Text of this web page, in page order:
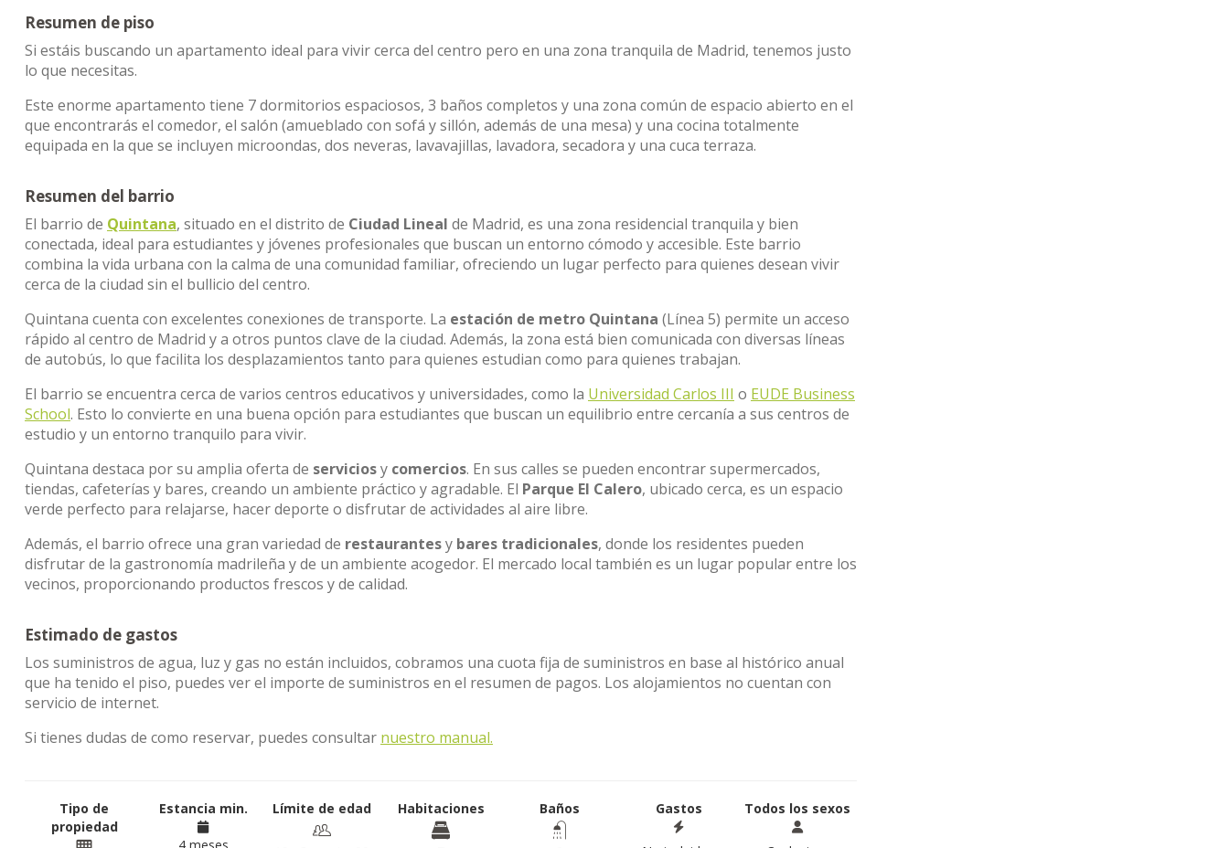
Resumen de piso
Si estáis buscando un apartamento ideal para vivir cerca del centro pero en una zona tranquila de Madrid, tenemos justo
lo que necesitas.
Este enorme apartamento tiene 7 dormitorios espaciosos, 3 baños completos y una zona común de espacio abierto en el
que encontrarás el comedor, el salón (amueblado con sofá y sillón, además de una mesa) y una cocina totalmente
equipada en la que se incluyen microondas, dos neveras, lavavajillas, lavadora, secadora y una cuca terraza.
Resumen del barrio
El barrio de Quintana, situado en el distrito de Ciudad Lineal de Madrid, es una zona residencial tranquila y bien
conectada, ideal para estudiantes y jóvenes profesionales que buscan un entorno cómodo y accesible. Este barrio
combina la vida urbana con la calma de una comunidad familiar, ofreciendo un lugar perfecto para quienes desean vivir
cerca de la ciudad sin el bullicio del centro.
Quintana cuenta con excelentes conexiones de transporte. La estación de metro Quintana (Línea 5) permite un acceso
rápido al centro de Madrid y a otros puntos clave de la ciudad. Además, la zona está bien comunicada con diversas líneas
de autobús, lo que facilita los desplazamientos tanto para quienes estudian como para quienes trabajan.
El barrio se encuentra cerca de varios centros educativos y universidades, como la Universidad Carlos III o EUDE Business
School. Esto lo convierte en una buena opción para estudiantes que buscan un equilibrio entre cercanía a sus centros de
estudio y un entorno tranquilo para vivir.
Quintana destaca por su amplia oferta de serviciosy comercios. En sus calles se pueden encontrar supermercados,
tiendas, cafeterías y bares, creando un ambiente práctico y agradable. El Parque El Calero, ubicado cerca, es un espacio
verde perfecto para relajarse, hacer deporte o disfrutar de actividades al aire libre.
Además, el barrio ofrece una gran variedad de restaurantesy bares tradicionales, donde los residentes pueden
disfrutar de la gastronomía madrileña y de un ambiente acogedor. El mercado local también es un lugar popular entre los
vecinos, proporcionando productos frescos y de calidad.
Estimado de gastos
Los suministros de agua, luz y gas no están incluidos, cobramos una cuota fija de suministros en base al histórico anual
que ha tenido el piso, puedes ver el importe de suministros en el resumen de pagos. Los alojamientos no cuentan con
servicio de internet.
Si tienes dudas de como reservar, puedes consultar nuestro manual.
Tipo de
propiedad
Estancia min. Límite de edad Habitaciones Baños Gastos Todos los sexos